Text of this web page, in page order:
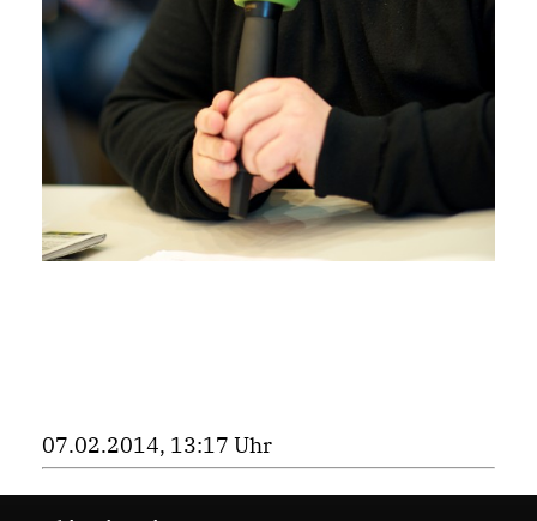
07.02.2014, 13:17 Uhr